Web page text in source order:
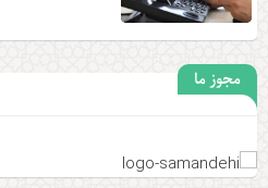
مجوز ما